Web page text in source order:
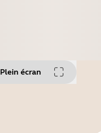
Plein écran